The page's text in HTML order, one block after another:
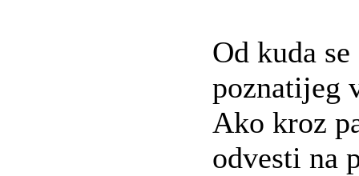
Od kuda
poznatijeg
Ako kroz
odvesti na